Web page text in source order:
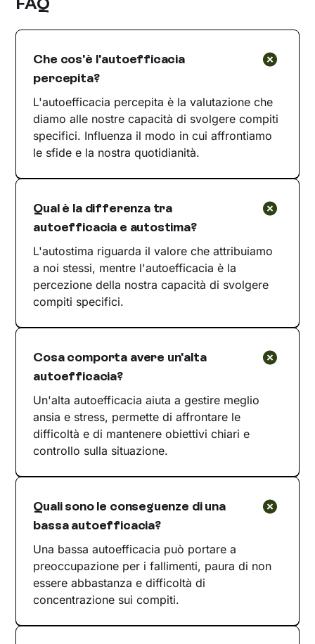
Che cos'è l'autoefficacia
percepita?
L'autoefficacia percepita è la valutazione che
diamo alle nostre capacità di svolgere compiti
specifici. Influenza il modo in cui affrontiamo
le sfide e la nostra quotidianità.
Qual è la differenza tra
autoefficacia e autostima?
L'autostima riguarda il valore che attribuiamo
a noi stessi, mentre l'autoefficacia è la
percezione della nostra capacità di svolgere
compiti specifici.
Cosa comporta avere un'alta
autoefficacia?
Un'alta autoefficacia aiuta a gestire meglio
ansia e stress, permette di affrontare le
difficoltà e di mantenere obiettivi chiari e
controllo sulla situazione.
Quali sono le conseguenze di una
bassa autoefficacia?
Una bassa autoefficacia può portare a
preoccupazione per i fallimenti, paura di non
essere abbastanza e difficoltà di
concentrazione sui compiti.